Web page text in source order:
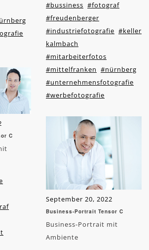
C
#bussiness #fotograf
#freudenberger
#industriefotografie #keller
kalmbach
#mitarbeiterfotos
#mittelfranken #nürnberg
#unternehmensfotografie
#werbefotografie
September 20, 2022
Business-Portrait Tensor C
Business-Portrait mit
Ambiente